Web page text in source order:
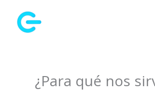
contenido
¿Para qué nos